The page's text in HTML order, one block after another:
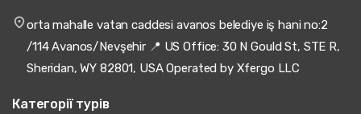
orta mahalle vatan caddesi avanos belediye iş hani no:2
/114 Avanos/Nevşehir 📍 US Office: 30 N Gould St, STE R,
Sheridan, WY 82801, USA Operated by Xfergo LLC
Категорії турів